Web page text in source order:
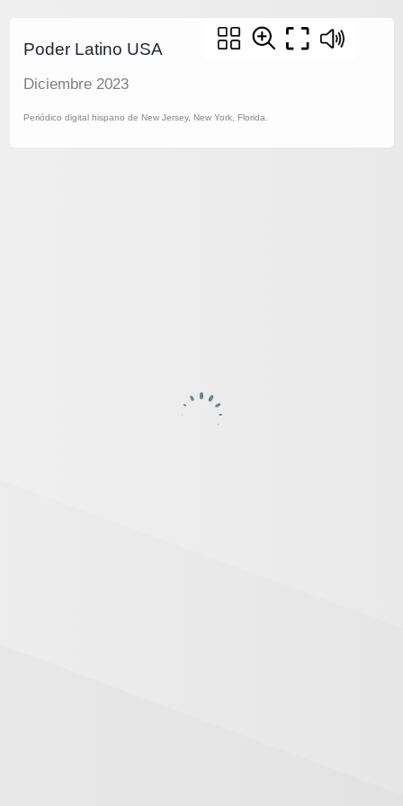
Poder Latino USA
Diciembre 2023
Periódico digital hispano de New Jersey, New York, Florida.